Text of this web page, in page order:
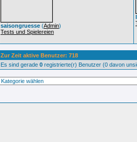
saisongruesse (Admin)
Tests und Spielereien
Zur Zeit aktive Benutzer: 718
Es sind gerade 0 registrierte(r) Benutzer (0 davon